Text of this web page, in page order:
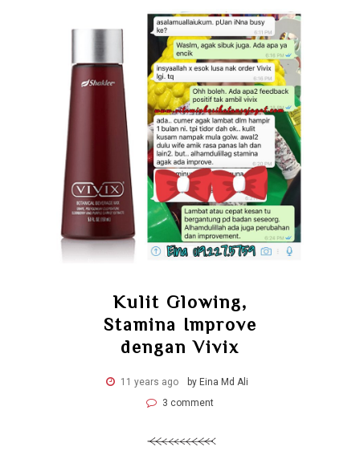
Kulit Glowing,
Stamina Improve
dengan Vivix
11 years ago
by Eina Md Ali
3 comment